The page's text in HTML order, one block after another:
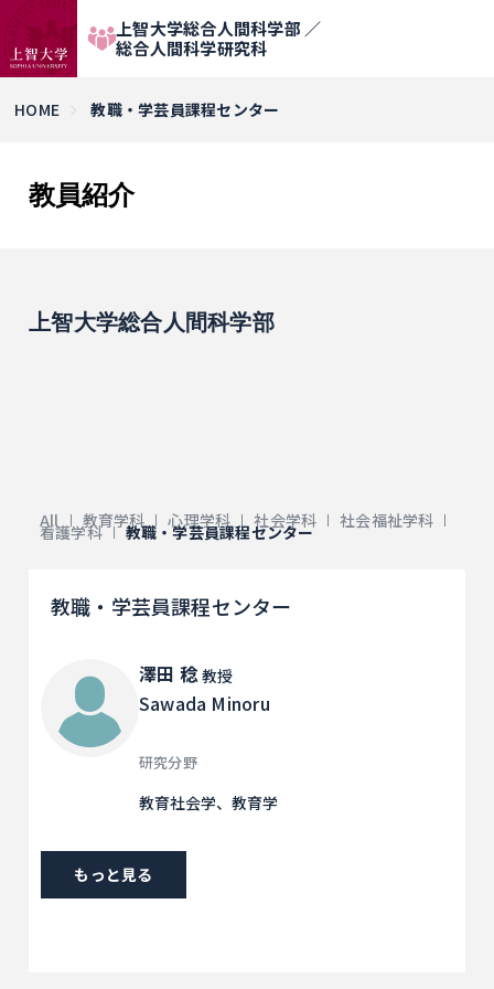
上智大学総合人間科学部 ／
総合人間科学研究科
HOME 教職・学芸員課程センター
教員紹介
上智大学総合人間科学部
All 教育学科 心理学科 社会学科 社会福祉学科
看護学科 教職・学芸員課程センター
教職・学芸員課程センター
澤田 稔教授
Sawada Minoru
研究分野
教育社会学、教育学
もっと見る